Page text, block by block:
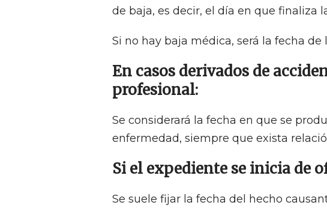
de baja, es decir, el día en que finaliza
Si no hay baja médica, será la fecha
En casos derivados de
profesional:
Se considerará la fecha en que se
enfermedad, siempre que exista
Si el expediente se inicia de
Se suele fijar la fecha del hecho